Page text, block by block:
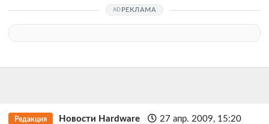
РЕКЛАМА
Редакция Новости Hardware
27 апр. 2009, 15:20